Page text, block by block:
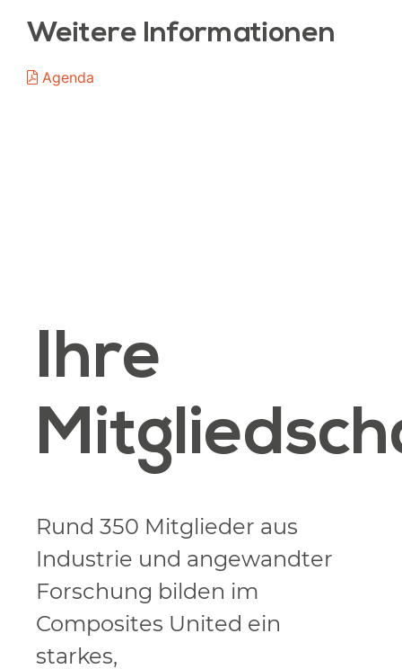
Weitere Informationen
Agenda
Ihre
Rund 350 Mitglieder aus
Industrie und angewandter
Forschung bilden im
Composites United ein
starkes,